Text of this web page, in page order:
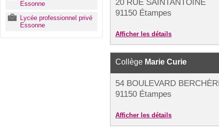
Essonne
Lycée professionnel privé
Essonne
20 RUE SAINTANTOINE
91150 Étampes
Afficher les détails
Collège Marie Curie
54 BOULEVARD
91150 Étampes
Afficher les détails